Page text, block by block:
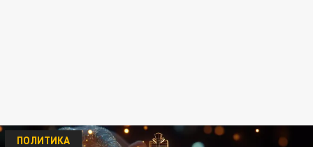
ПОЛИТИКА